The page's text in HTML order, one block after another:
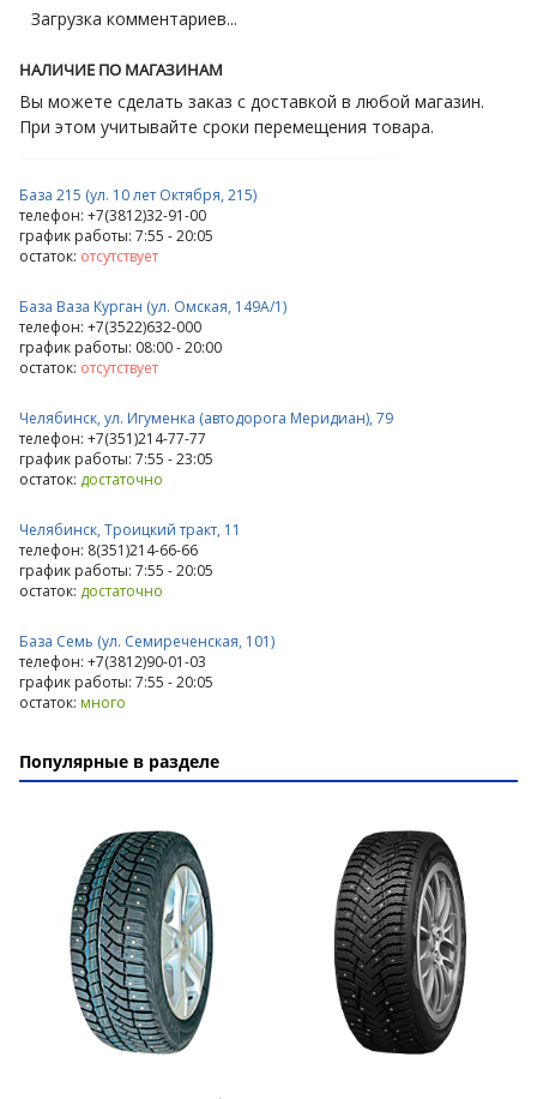
Загрузка комментариев...
НАЛИЧИЕ ПО МАГАЗИНАМ
Вы можете сделать заказ с доставкой в любой магазин.
При этом учитывайте сроки перемещения товара.
База 215 (ул. 10 лет Октября, 215)
телефон: +7(3812)32-91-00
график работы: 7:55 - 20:05
остаток: отсутствует
База Ваза Курган (ул. Омская, 149А/1)
телефон: +7(3522)632-000
график работы: 08:00 - 20:00
остаток: отсутствует
Челябинск, ул. Игуменка (автодорога Меридиан), 79
телефон: +7(351)214-77-77
график работы: 7:55 - 23:05
остаток: достаточно
Челябинск, Троицкий тракт, 11
телефон: 8(351)214-66-66
график работы: 7:55 - 20:05
остаток: достаточно
База Семь (ул. Семиреченская, 101)
телефон: +7(3812)90-01-03
график работы: 7:55 - 20:05
остаток: много
Популярные в разделе